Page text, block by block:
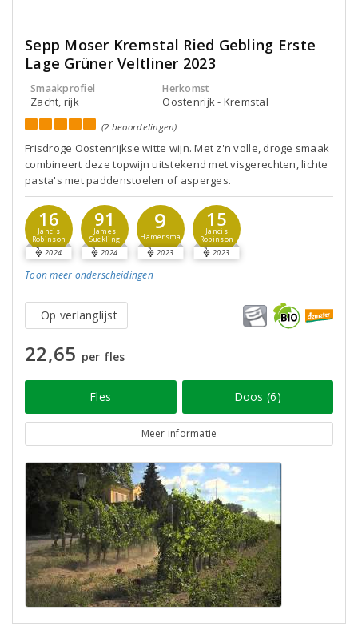
Sepp Moser Kremstal Ried Gebling Erste
Lage Grüner Veltliner 2023
Smaakprofiel
Zacht, rijk
Herkomst
Oostenrijk - Kremstal
(2 beoordelingen)
Frisdroge Oostenrijkse witte wijn. Met z'n volle, droge smaak
combineert deze topwijn uitstekend met visgerechten, lichte
pasta's met paddenstoelen of asperges.
16
Jancis
Robinson
2024
91
James
Suckling
2024
9
Hamersma
2023
15
Jancis
Robinson
2023
Toon meer onderscheidingen
Op verlanglijst
22,65 per fles
Fles Doos (6)
Meer informatie